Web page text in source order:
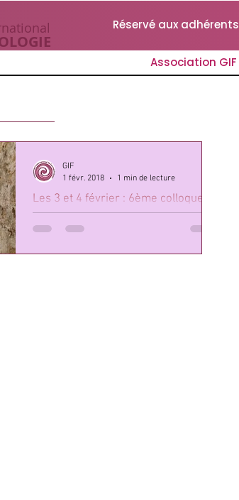
Association GIF
Réservé aux adhérents
Les 3 et 4 février : 6ème colloque
du GIF et AG clôturant l'année 2017
9h30 à 16h Espace GaëleM, 15 rue de
GIF
1 févr. 2018
1 min de lecture